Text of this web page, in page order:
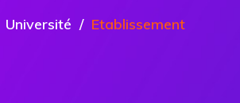
Université Etablissement